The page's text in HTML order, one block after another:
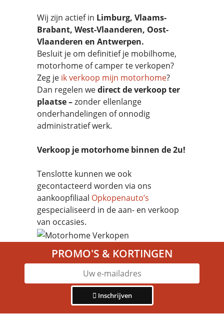
Wij zijn actief in Limburg, Vlaams-
Brabant, West-Vlaanderen, Oost-
Vlaanderen en Antwerpen.
Besluit je om definitief je mobilhome,
motorhome of camper te verkopen?
Zeg je ik verkoop mijn motorhome?
Dan regelen wedirect de verkoop ter
plaatse –zonder ellenlange
onderhandelingen of onnodig
administratief werk.
Verkoop je motorhome binnen de 2u!
Tenslotte kunnen we ook
gecontacteerd worden via ons
aankoopfiliaal Opkopenauto’s
gespecialiseerd in de aan- en verkoop
van occasies.
PROMO'S & KORTINGEN
Inschrijven